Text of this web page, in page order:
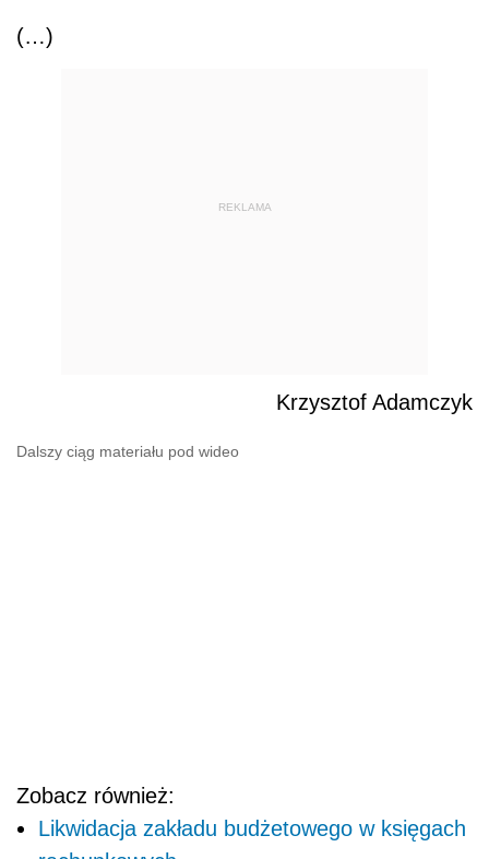
(…)
REKLAMA
Krzysztof Adamczyk
Dalszy ciąg materiału pod wideo
Zobacz również:
Likwidacja zakładu budżetowego w księgach